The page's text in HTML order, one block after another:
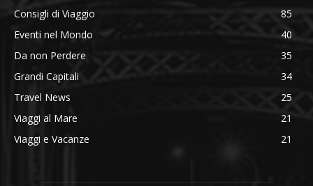
Consigli di Viaggio
85
Eventi nel Mondo
40
Da non Perdere
35
Grandi Capitali
34
Travel News
25
Viaggi al Mare
21
Viaggi e Vacanze
21